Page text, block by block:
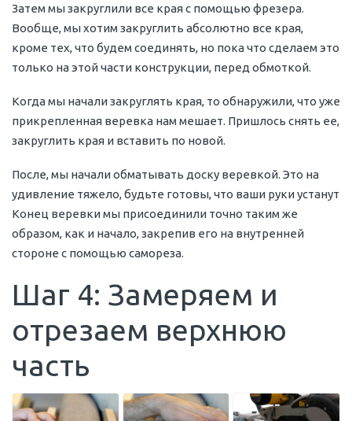
Затем мы закруглили все края с помощью фрезера.
Вообще, мы хотим закруглить абсолютно все края,
кроме тех, что будем соединять, но пока что сделаем это
только на этой части конструкции, перед обмоткой.
Когда мы начали закруглять края, то обнаружили, что уже
прикрепленная веревка нам мешает. Пришлось снять ее,
закруглить края и вставить по новой.
После, мы начали обматывать доску веревкой. Это на
удивление тяжело, будьте готовы, что ваши руки устанут
Конец веревки мы присоединили точно таким же
образом, как и начало, закрепив его на внутренней
стороне с помощью самореза.
Шаг 4: Замеряем и
отрезаем верхнюю
часть